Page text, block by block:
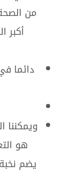
من
أكبر
دائما
هو
يضم